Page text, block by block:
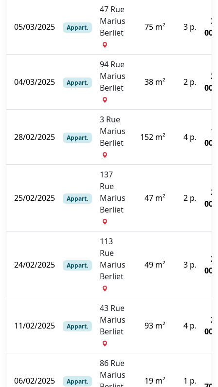
05/03/2025 Appart.
47 Rue
Marius
Berliet
75 m² 3 p.
04/03/2025 Appart.
94 Rue
Marius
Berliet
38 m² 2 p.
28/02/2025 Appart.
3 Rue
Marius
Berliet
152 m² 4 p.
25/02/2025 Appart.
137
Rue
Marius
Berliet
47 m² 2 p.
24/02/2025 Appart.
113
Rue
Marius
Berliet
49 m² 3 p.
11/02/2025 Appart.
43 Rue
Marius
Berliet
93 m² 4 p.
06/02/2025 Appart.
86 Rue
Marius
19 m² 1 p.